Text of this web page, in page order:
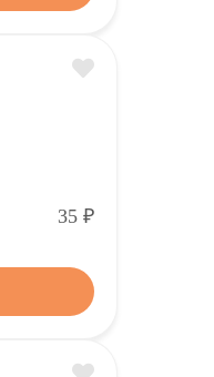
35 Р